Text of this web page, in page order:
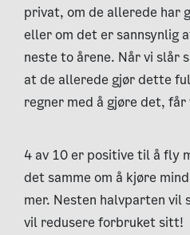
privat, om de allerede har
eller om det er sannsynlig
neste to årene. Når vi slår
at de allerede gjør dette
regner med å gjøre det,
4 av 10 er positive til å fly
det samme om å kjøre
mer. Nesten halvparten vil
vil redusere forbruket sitt!